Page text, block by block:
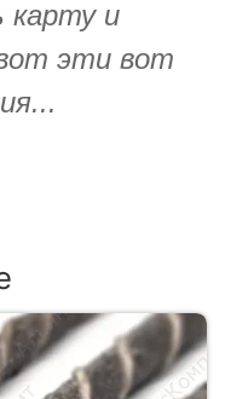
карту и
эти вот